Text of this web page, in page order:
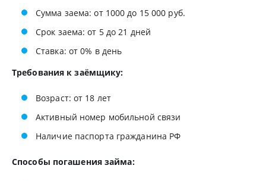
Сумма заема: от 1000 до 15 000 руб.
Срок заема: от 5 до 21 дней
Ставка: от 0% в день
Требования к заёмщику:
Возраст: от 18 лет
Активный номер мобильной связи
Наличие паспорта гражданина РФ
Способы погашения займа: